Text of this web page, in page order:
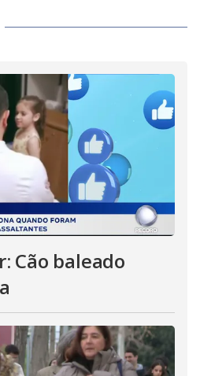
Cão baleado